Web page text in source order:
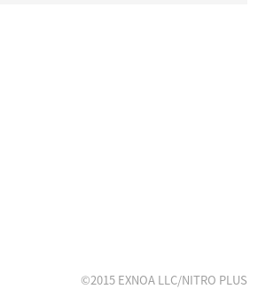
©2015 EXNOA LLC/NITRO PLUS